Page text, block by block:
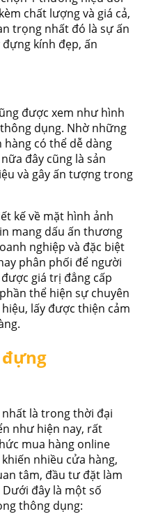
chất lượng và giá cả,
trọng nhất đó là sự ấn
kính đẹp, ấn
được xem như hình
dụng. Nhờ những
có thể dễ dàng
đây cũng là sản
và gây ấn tượng trong
kế về mặt hình ảnh
mang dấu ấn thương
nghiệp và đặc biệt
phân phối để người
giá trị đẳng cấp
thể hiện sự chuyên
lấy được thiện cảm
đựng
là trong thời đại
như hiện nay, rất
mua hàng online
nhiều cửa hàng,
tâm, đầu tư đặt làm
đây là một số
thông dụng: